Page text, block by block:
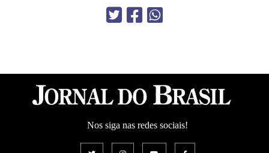
Nos siga nas redes sociais!